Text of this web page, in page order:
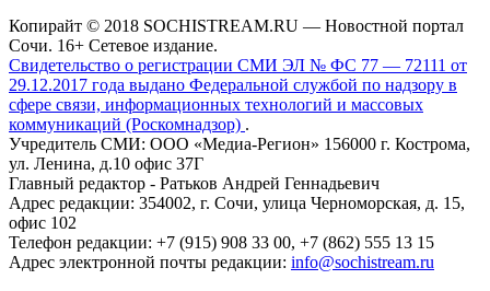
Копирайт © 2018 SOCHISTREAM.RU — Новостной портал
Сочи. 16+ Сетевое издание.
Свидетельство о регистрации СМИ ЭЛ № ФС 77 — 72111 от
29.12.2017 года выдано Федеральной службой по надзору в
сфере связи, информационных технологий и массовых
коммуникаций (Роскомнадзор) .
Учредитель СМИ: ООО «Медиа-Регион» 156000 г. Кострома,
ул. Ленина, д.10 офис 37Г
Главный редактор - Ратьков Андрей Геннадьевич
Адрес редакции: 354002, г. Сочи, улица Черноморская, д. 15,
офис 102
Телефон редакции: +7 (915) 908 33 00, +7 (862) 555 13 15
Адрес электронной почты редакции: info@sochistream.ru